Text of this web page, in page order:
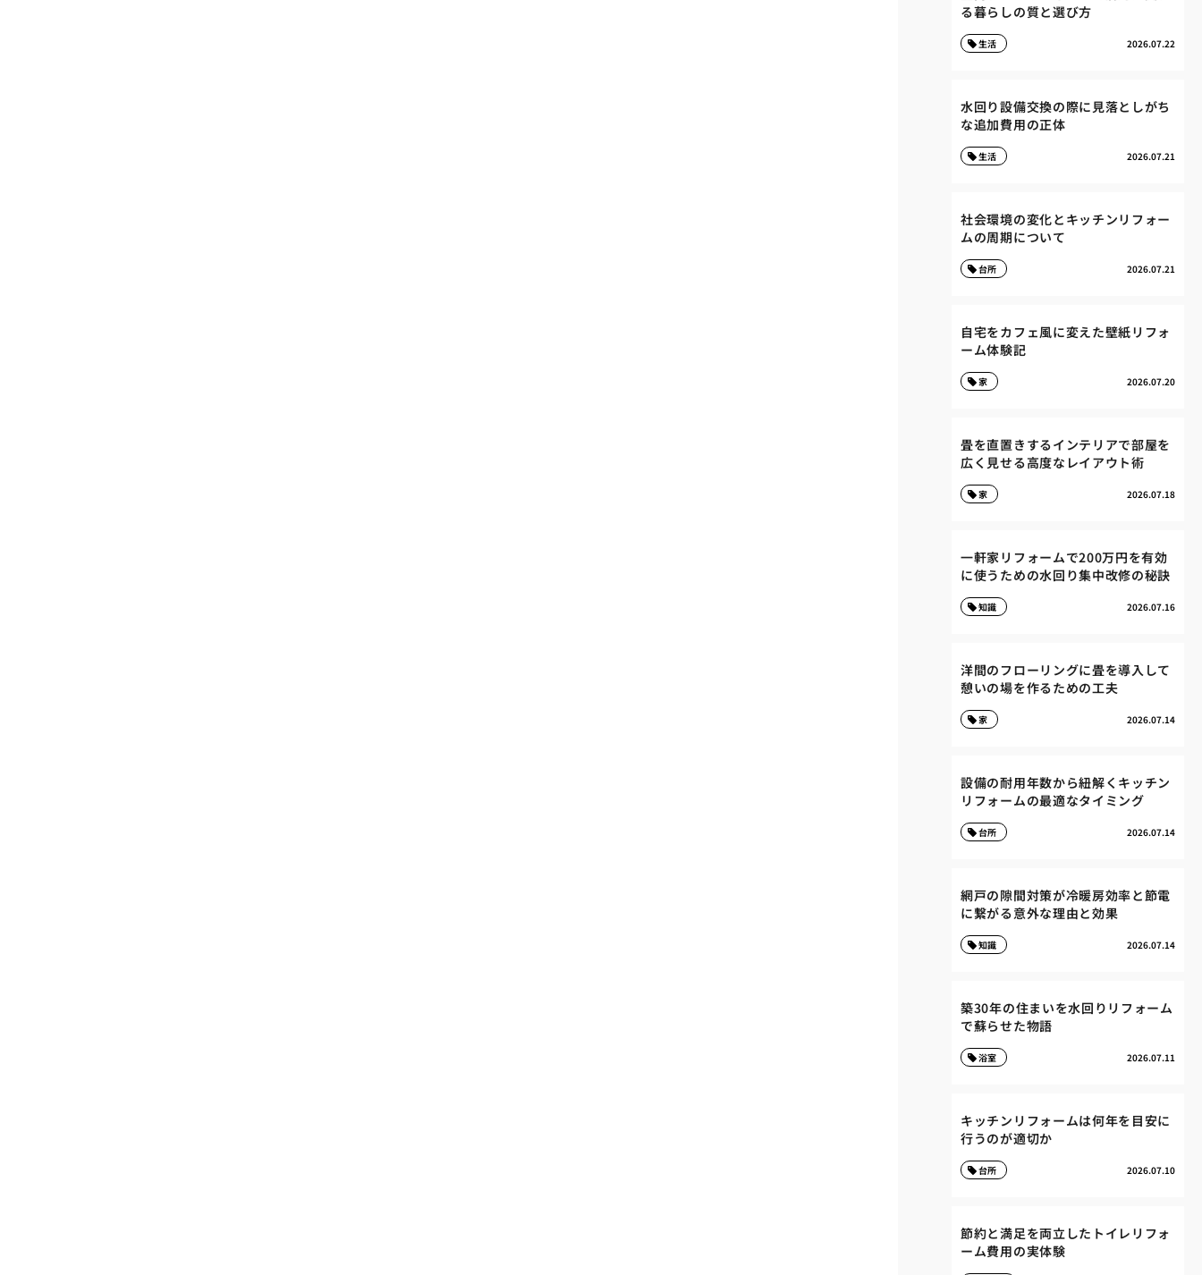
る暮らしの質と選び方
2026.07.22
生活
水回り設備交換の際に見落としがち
な追加費用の正体
2026.07.21
生活
社会環境の変化とキッチンリフォー
ムの周期について
2026.07.21
台所
自宅をカフェ風に変えた壁紙リフォ
ーム体験記
2026.07.20
家
畳を直置きするインテリアで部屋を
広く見せる高度なレイアウト術
2026.07.18
家
一軒家リフォームで200万円を有効
に使うための水回り集中改修の秘訣
2026.07.16
知識
洋間のフローリングに畳を導入して
憩いの場を作るための工夫
2026.07.14
家
設備の耐用年数から紐解くキッチン
リフォームの最適なタイミング
2026.07.14
台所
網戸の隙間対策が冷暖房効率と節電
に繋がる意外な理由と効果
2026.07.14
知識
築30年の住まいを水回りリフォーム
で蘇らせた物語
2026.07.11
浴室
キッチンリフォームは何年を目安に
行うのが適切か
2026.07.10
台所
節約と満足を両立したトイレリフォ
ーム費用の実体験